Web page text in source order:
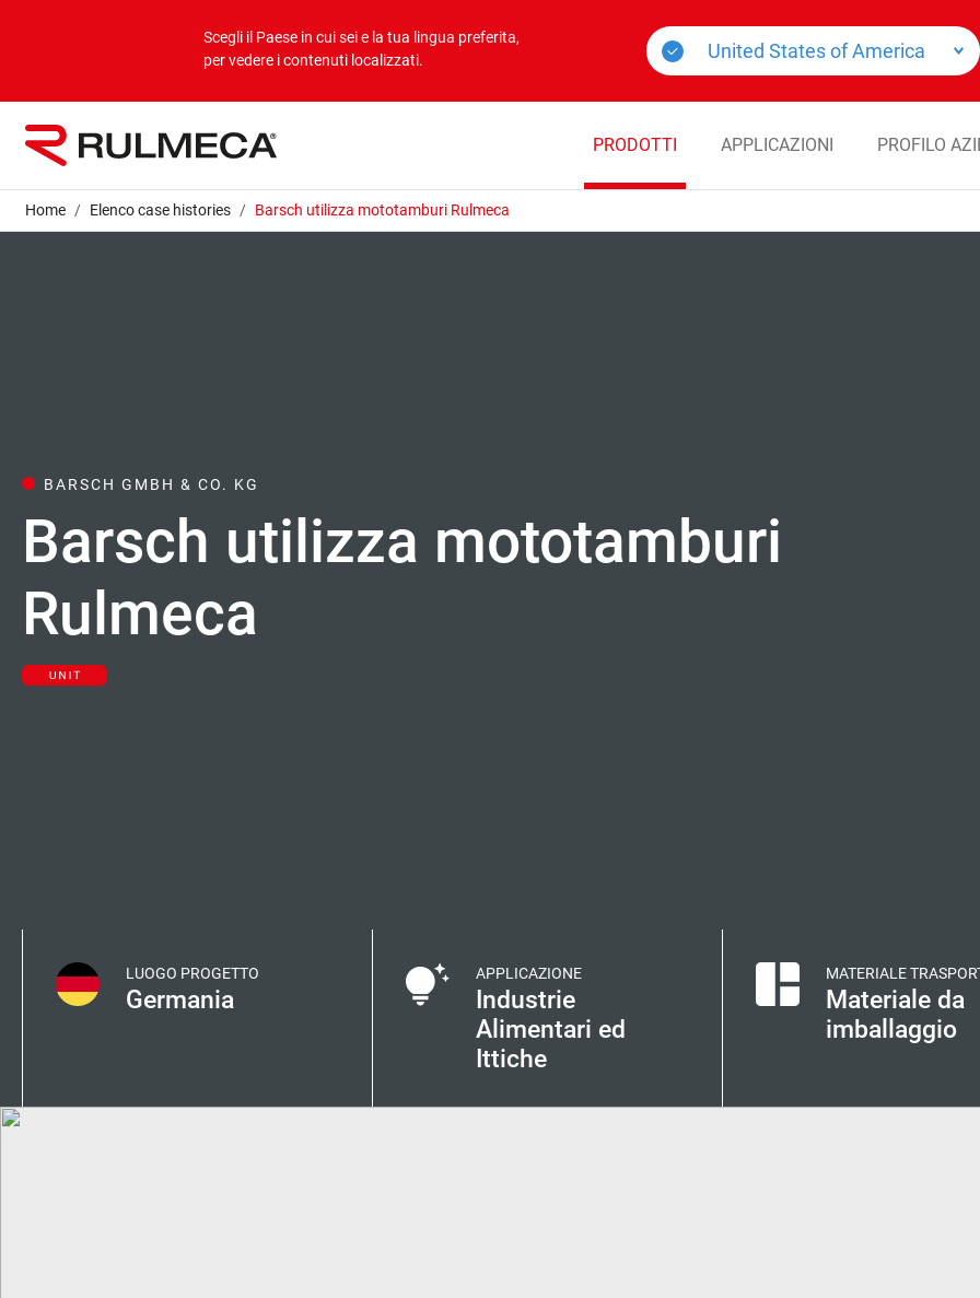
Scegli il Paese in cui sei e la tua lingua preferita,
per vedere i contenuti localizzati.
PRODOTTI APPLICAZIONI PROFILO
Home Elenco case histories Barsch utilizza mototamburi Rulmeca
BARSCH GMBH & CO. KG
Barsch utilizza mototamburi
Rulmeca
LUOGO PROGETTO
Germania
APPLICAZIONE
Industrie
Alimentari ed
Ittiche
MATERIALE
Materiale da
imballaggio
Profilo aziendale
Lavora con noi
Contatti